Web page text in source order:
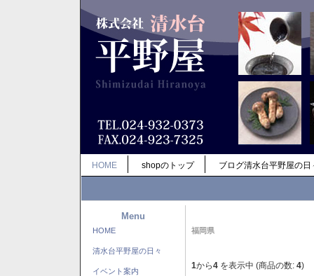
HOME shopのトップ ブログ清水台平野屋の日
Menu
HOME
清水台平野屋の日々
イベント案内
福岡県
1から4 を表示中 (商品の数: 4)